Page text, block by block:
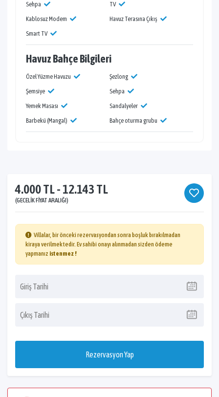
Sehpa
TV
Kablosuz Modem
Havuz Terasına Çıkış
Smart TV
Havuz Bahçe Bilgileri
Özel Yüzme Havuzu
Şezlong
Şemsiye
Sehpa
Yemek Masası
Sandalyeler
Barbekü (Mangal)
Bahçe oturma grubu
4.000 TL - 12.143 TL
(GECELIK FIYAT ARALIĞI)
Villalar, bir önceki rezervasyondan sonra boşluk bırakılmadan
kiraya verilmektedir. Ev sahibi onayı alınmadan sizden ödeme
yapmanız istenmez !
Rezervasyon Yap